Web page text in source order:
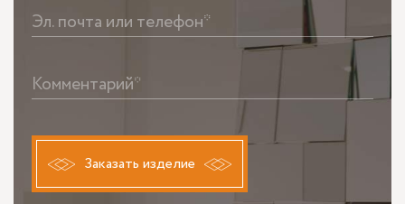
Эл. почта или телефон*
Комментарий*
Заказать изделие